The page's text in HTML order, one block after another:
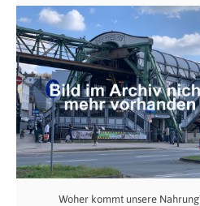
Woher kommt unsere